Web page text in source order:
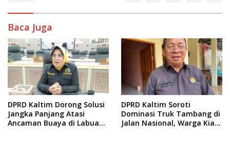
Baca Juga
DPRD Kaltim Dorong Solusi
Jangka Panjang Atasi
Ancaman Buaya di Labuan
DPRD Kaltim Soroti
Dominasi Truk Tambang di
Jalan Nasional, Warga Kian